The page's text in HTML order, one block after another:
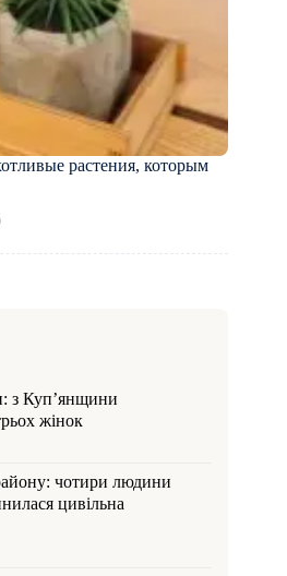
растения, которым
з Куп’янщини
жінок
чотири людини
цивільна